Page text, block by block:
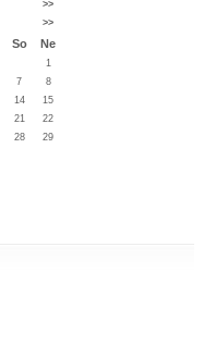
>>
>>
So Ne
1
7
8
14
15
21
22
28
29